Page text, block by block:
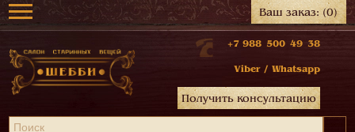
Ваш заказ:(0)
+7 988 500 49 38
Viber / Whatsapp
Получить консультацию